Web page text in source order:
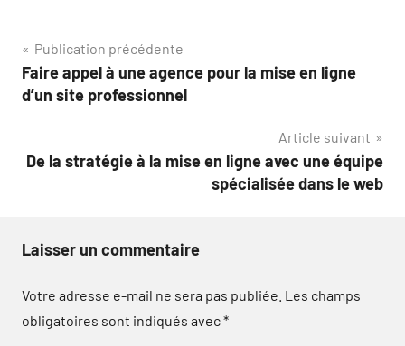
Navigation
de
Publication précédente
Faire appel à une agence pour la mise en ligne
d’un site professionnel
Article suivant
De la stratégie à la mise en ligne avec une équipe
spécialisée dans le web
Laisser un commentaire
Votre adresse e-mail ne sera pas publiée. Les champs
obligatoires sont indiqués avec*